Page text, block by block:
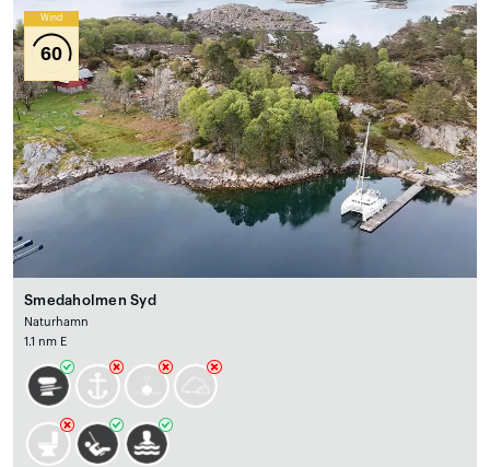
Wind
60
Smedaholmen Syd
Naturhamn
1.1 nm E